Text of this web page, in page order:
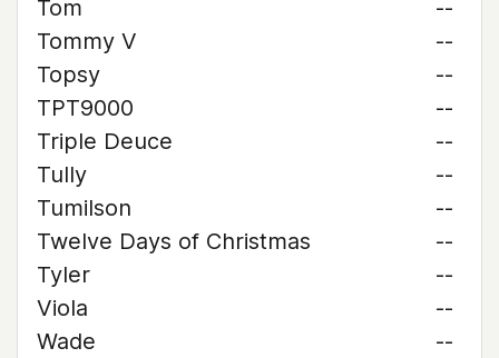
Tom
--
Tommy V
--
Topsy
--
TPT9000
--
Triple Deuce
--
Tully
--
Tumilson
--
Twelve Days of Christmas
--
Tyler
--
Viola
--
Wade
--